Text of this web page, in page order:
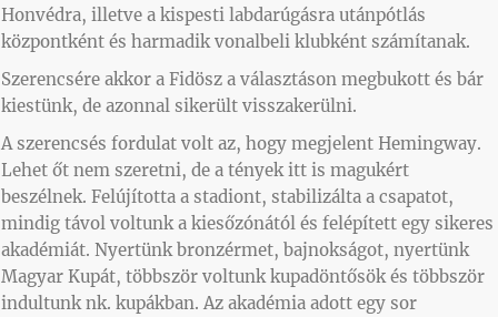
Honvédra, illetve a kispesti labdarúgásra utánpótlás
központként és harmadik vonalbeli klubként számítanak.
Szerencsére akkor a Fidösz a választáson megbukott és bár
kiestünk, de azonnal sikerült visszakerülni.
A szerencsés fordulat volt az, hogy megjelent Hemingway.
Lehet őt nem szeretni, de a tények itt is magukért
beszélnek. Felújította a stadiont, stabilizálta a csapatot,
mindig távol voltunk a kiesőzónától és felépített egy sikeres
akadémiát. Nyertünk bronzérmet, bajnokságot, nyertünk
Magyar Kupát, többször voltunk kupadöntősök és többször
indultunk nk. kupákban. Az akadémia adott egy sor